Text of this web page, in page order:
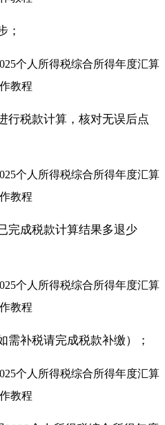
；
行税款计算，核对无误后点
完成税款计算结果多退少
需补税请完成税款补缴）；